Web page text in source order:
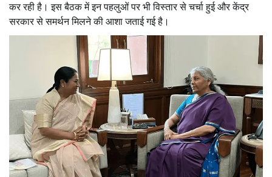
कर रही है। इस बैठक में इन पहलुओं पर भी विस्तार से चर्चा हुई और केंद्र
सरकार से समर्थन मिलने की आशा जताई गई है।